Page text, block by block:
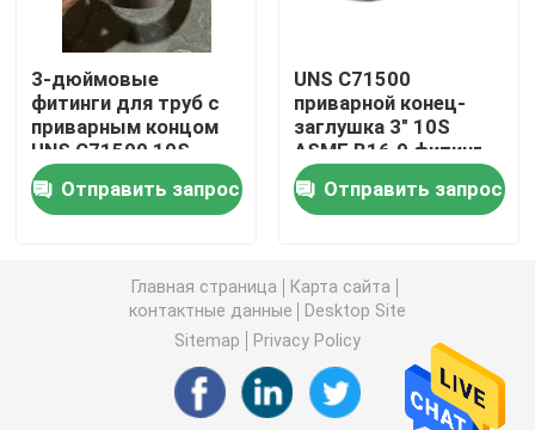
Медная Адвокатура никеля
Медная плита никеля
Тройник медного никеля равный
Перекрестный штуцер трубы
Штуцер редуктора
3-дюймовые
фитинги для труб с
приварным концом
UNS C71500 10S,
стандарт MSS SP-
43, надежное
уплотнение
Отправить запрос
UNS C71500
приварной конец-
заглушка 3" 10S
ASME B16.9 фитинг
отличная стойкость
Отправить запрос
Главная страница
Карта сайта
контактные данные
Desktop Site
Sitemap
Privacy Policy